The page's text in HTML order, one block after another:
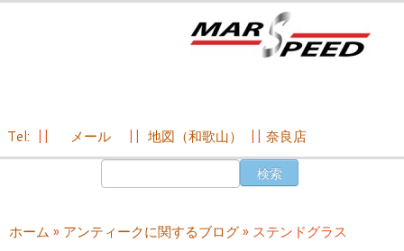
ン
Tel: メール 地図（和歌山） 奈良店
ホーム » アンティークに関するブログ» ステンドグラス